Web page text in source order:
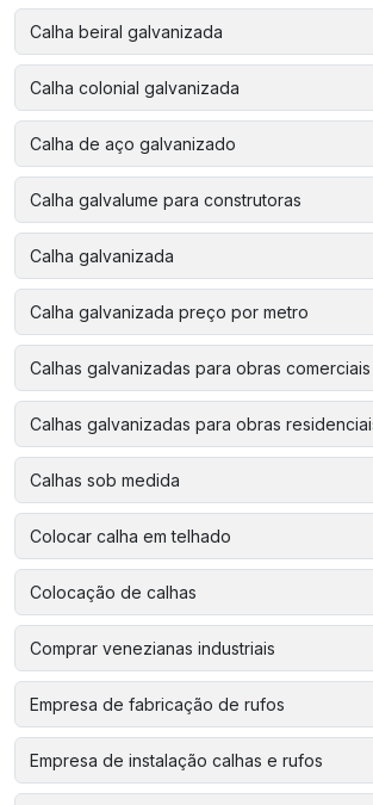
Calha beiral galvanizada
Calha colonial galvanizada
Calha de aço galvanizado
Calha galvalume para construtoras
Calha galvanizada
Calha galvanizada preço por metro
Calhas galvanizadas para obras comerciais
Calhas galvanizadas para obras
Calhas sob medida
Colocar calha em telhado
Colocação de calhas
Comprar venezianas industriais
Empresa de fabricação de rufos
Empresa de instalação calhas e rufos